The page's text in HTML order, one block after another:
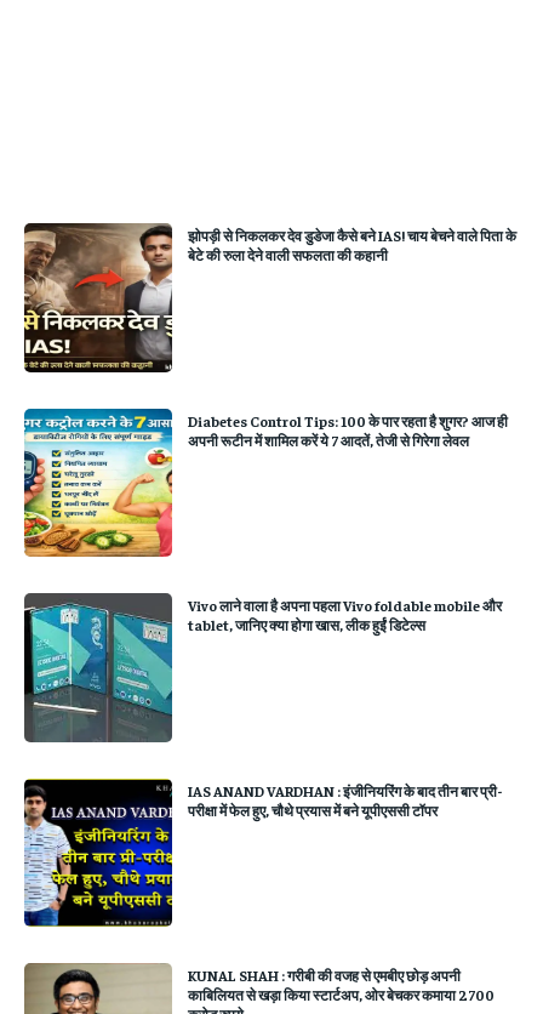
झोपड़ी से निकलकर देव डुडेजा कैसे बने IAS! चाय बेचने वाले पिता के
बेटे की रुला देने वाली सफलता की कहानी
Diabetes Control Tips: 100 के पार रहता है शुगर? आज ही
अपनी रूटीन में शामिल करें ये 7 आदतें, तेजी से गिरेगा लेवल
Vivo लाने वाला है अपना पहला Vivo foldable mobile और
tablet, जानिए क्‍या होगा खास, लीक हुईं डिटेल्‍स
IAS ANAND VARDHAN : इंजीनियरिंग के बाद तीन बार प्री-
परीक्षा में फेल हुए, चौथे प्रयास में बने यूपीएससी टॉपर
KUNAL SHAH : गरीबी की वजह से एमबीए छोड़ अपनी
काबिलियत से खड़ा किया स्टार्टअप, ओर बेचकर कमाया 2700